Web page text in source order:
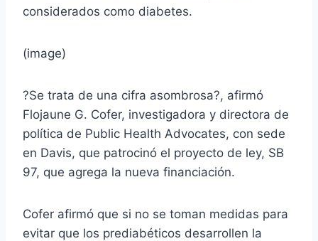
considerados como diabetes.
(image)
?Se trata de una cifra asombrosa?, afirmó
Flojaune G. Cofer, investigadora y directora de
política de Public Health Advocates, con sede
en Davis, que patrocinó el proyecto de ley, SB
97, que agrega la nueva financiación.
Cofer afirmó que si no se toman medidas para
evitar que los prediabéticos desarrollen la